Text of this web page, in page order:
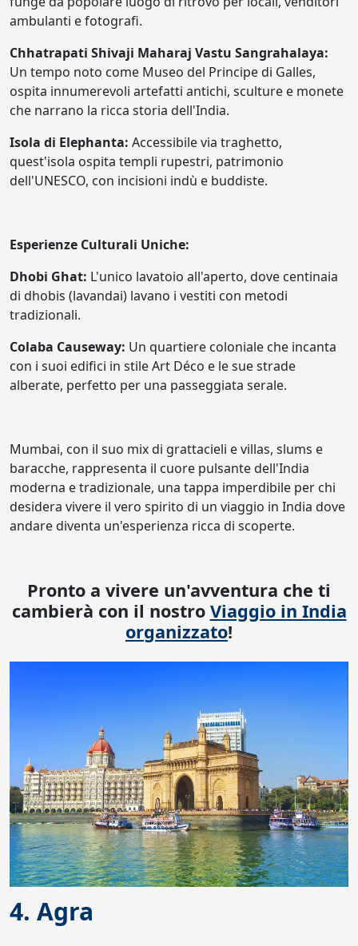
ambulanti e fotografi.
Chhatrapati Shivaji Maharaj Vastu Sangrahalaya:
Un tempo noto come Museo del Principe di Galles,
ospita innumerevoli artefatti antichi, sculture e monete
che narrano la ricca storia dell'India.
Isola di Elephanta: Accessibile via traghetto,
quest'isola ospita templi rupestri, patrimonio
dell'UNESCO, con incisioni indù e buddiste.
Esperienze Culturali Uniche:
Dhobi Ghat: L'unico lavatoio all'aperto, dove centinaia
di dhobis (lavandai) lavano i vestiti con metodi
tradizionali.
Colaba Causeway: Un quartiere coloniale che incanta
con i suoi edifici in stile Art Déco e le sue strade
alberate, perfetto per una passeggiata serale.
Mumbai, con il suo mix di grattacieli e villas, slums e
baracche, rappresenta il cuore pulsante dell'India
moderna e tradizionale, una tappa imperdibile per chi
desidera vivere il vero spirito di un viaggio in India dove
andare diventa un'esperienza ricca di scoperte.
Pronto a vivere un'avventura che ti
cambierà con il nostro Viaggio in India
organizzato!
4. Agra